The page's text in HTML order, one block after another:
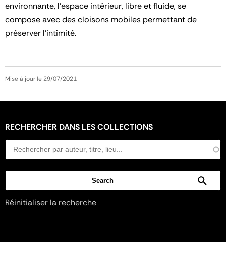
environnante, l’espace intérieur, libre et fluide, se
compose avec des cloisons mobiles permettant de
préserver l’intimité.
Mise à jour le 29/07/2021
RECHERCHER DANS LES COLLECTIONS
Réinitialiser la recherche